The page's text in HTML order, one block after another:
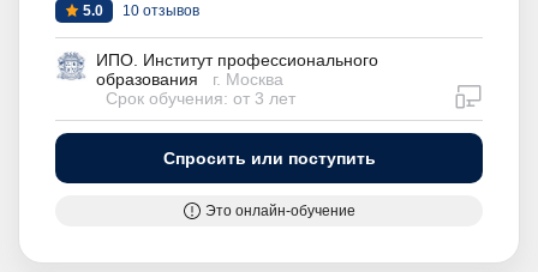
5.0 10 отзывов
ИПО. Институт профессионального
образования
г. Москва
Срок обучения: от 3 лет
Спросить или поступить
Это онлайн-обучение